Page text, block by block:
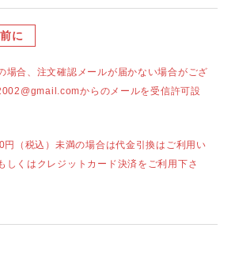
に
場合、注文確認メールが届かない場合がござ
からのメールを受信許可設
（税込）未満の場合は代金引換はご利用い
しくはクレジットカード決済をご利用下さ